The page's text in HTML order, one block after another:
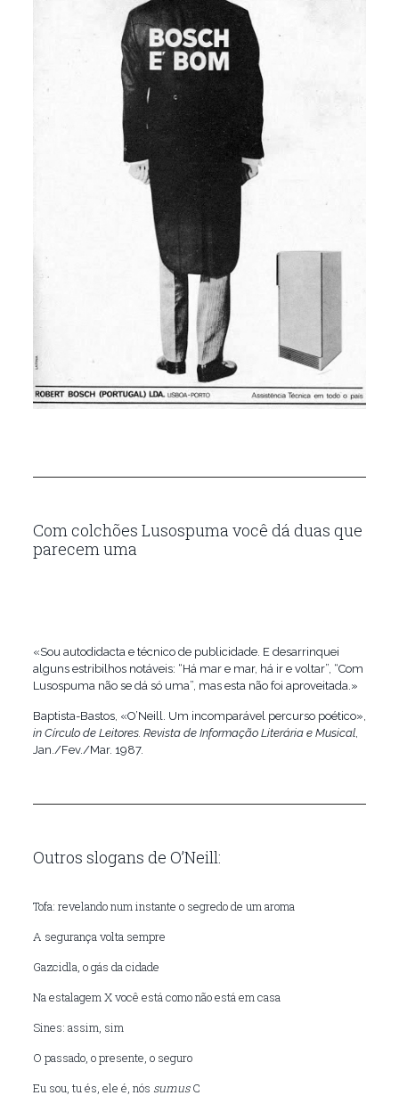
Com colchões Lusospuma você dá duas que
parecem uma
«Sou autodidacta e técnico de publicidade. E desarrinquei
alguns estribilhos notáveis: “Há mar e mar, há ir e voltar”, “Com
Lusospuma não se dá só uma”, mas esta não foi aproveitada.»
Baptista-Bastos, «O’Neill. Um incomparável percurso poético»,
in Círculo de Leitores. Revista de Informação Literária e Musical,
Jan./Fev./Mar. 1987.
Outros slogans de O’Neill:
Tofa: revelando num instante o segredo de um aroma
A segurança volta sempre
Gazcidla, o gás da cidade
Na estalagem X você está como não está em casa
Sines: assim, sim
O passado, o presente, o seguro
Eu sou, tu és, ele é, nós sumusC